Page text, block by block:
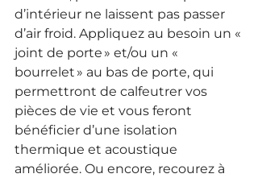
d’intérieur ne laissent pas passer
d’air froid. Appliquez au besoin un «
joint de porte » et/ou un «
bourrelet » au bas de porte, qui
permettront de calfeutrer vos
pièces de vie et vous feront
bénéficier d’une isolation
thermique et acoustique
améliorée. Ou encore, recourez à